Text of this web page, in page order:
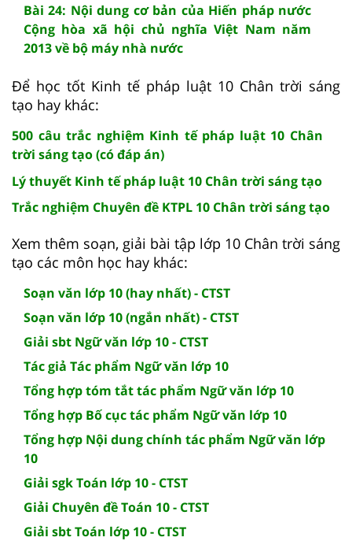
Bài 24: Nội dung cơ bản của Hiến pháp nước
Cộng hòa xã hội chủ nghĩa Việt Nam năm
2013 về bộ máy nhà nước
Để học tốt Kinh tế pháp luật 10 Chân trời sáng
tạo hay khác:
500 câu trắc nghiệm Kinh tế pháp luật 10 Chân
trời sáng tạo (có đáp án)
Lý thuyết Kinh tế pháp luật 10 Chân trời sáng tạo
Trắc nghiệm Chuyên đề KTPL 10 Chân trời sáng tạo
Xem thêm soạn, giải bài tập lớp 10 Chân trời sáng
tạo các môn học hay khác:
Soạn văn lớp 10 (hay nhất) - CTST
Soạn văn lớp 10 (ngắn nhất) - CTST
Giải sbt Ngữ văn lớp 10 - CTST
Tác giả Tác phẩm Ngữ văn lớp 10
Tổng hợp tóm tắt tác phẩm Ngữ văn lớp 10
Tổng hợp Bố cục tác phẩm Ngữ văn lớp 10
Tổng hợp Nội dung chính tác phẩm Ngữ văn lớp
10
Giải sgk Toán lớp 10 - CTST
Giải Chuyên đề Toán 10 - CTST
Giải sbt Toán lớp 10 - CTST